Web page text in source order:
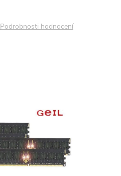
Podrobnosti hodnocení